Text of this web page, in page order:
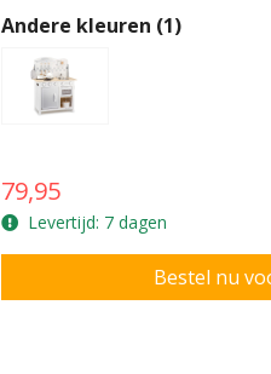
Prachtige houten
Andere kleuren (1)
79,95
Levertijd: 7 dagen